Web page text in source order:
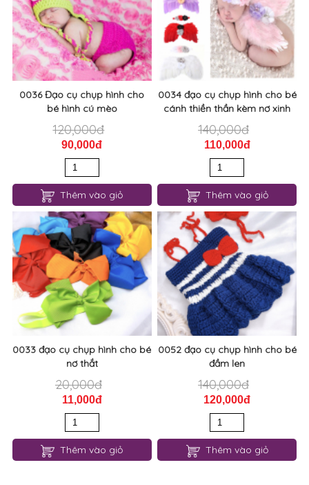
0036 Đạo cụ chụp hình cho
bé hình cú mèo
120,000đ
90,000đ
Thêm vào giỏ
0034 đạo cụ chụp hình cho bé
cánh thiền thần kèm nơ xinh
140,000đ
110,000đ
Thêm vào giỏ
0033 đạo cụ chụp hình cho bé
nơ thắt
20,000đ
11,000đ
Thêm vào giỏ
0052 đạo cụ chụp hình cho bé
đầm len
140,000đ
120,000đ
Thêm vào giỏ